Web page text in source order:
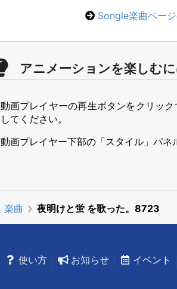
Songle楽曲ペー
アニメーションを楽しむ
動画プレイヤーの再生ボタンをクリッ
してください。
動画プレイヤー下部の「スタイル」パネ
楽曲 夜明けと蛍 を歌った。8723
使い方 お知らせ イベント